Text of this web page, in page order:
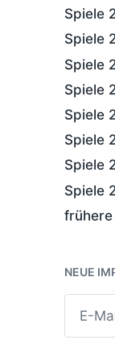
Spiele
Spiele
Spiele
Spiele
Spiele
Spiele
Spiele
Spiele
frühere
NEUE